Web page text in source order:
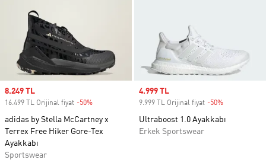
Sale price
8.249 TL
16.499 TL Orijinal fiyat -50%
adidas by Stella McCartney x
Terrex Free Hiker Gore-Tex
Ayakkabı
Sportswear
Sale price
4.999 TL
9.999 TL Orijinal fiyat -50%
Ultraboost 1.0 Ayakkabı
Erkek Sportswear